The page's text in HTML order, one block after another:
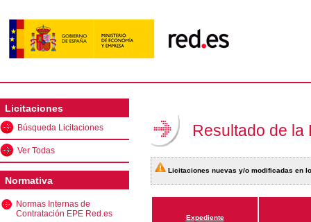
Licitaciones
Búsqueda Licitaciones
Ver Todas
Normativa
Normas Internas de
Contratación EPE Red.es
Resultado de la
Licitaciones nuevas y/o modificadas en
Expediente